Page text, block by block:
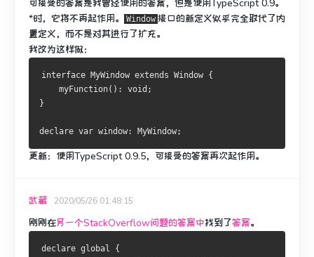
可接受的答案是我曾经使用的答案，但是使用TypeScript 0.9。
*时，它将不再起作用。
Window 接口的新定义似乎完全取代了内
置定义，而不是对其进行了扩充。
我改为这样做：
interface MyWindow extends Window {
    myFunction
(): void ;
}
declare var window: MyWindow;
更新： 使用TypeScript 0.9.5，可接受的答案再次起作用。
武藏 2020/05/26 01:48:15
刚刚在另一个StackOverflow问题的答案中找到了答案。
declare global {